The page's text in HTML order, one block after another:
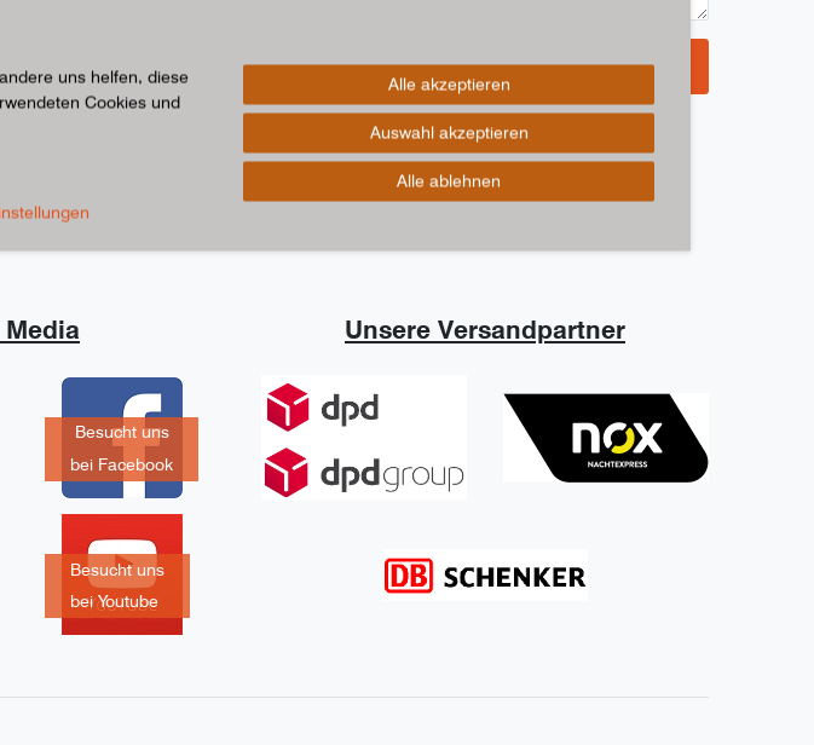
Anfrage senden
Besucht uns
bei Facebook
Besucht uns
bei Youtube
Unsere Versandpartner
uns helfen, diese
Cookies und
Alle akzeptieren
Auswahl akzeptieren
Alle ablehnen